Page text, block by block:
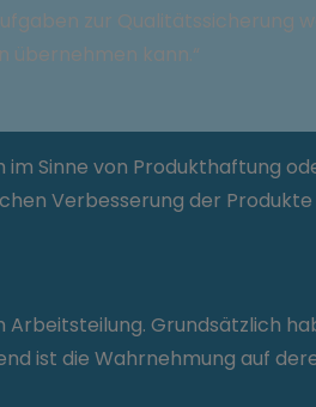
zur Qualitätssicherung
kann.“
Sinne von Produkthaftung
Verbesserung der
Grundsätzlich
ist die Wahrnehmung auf